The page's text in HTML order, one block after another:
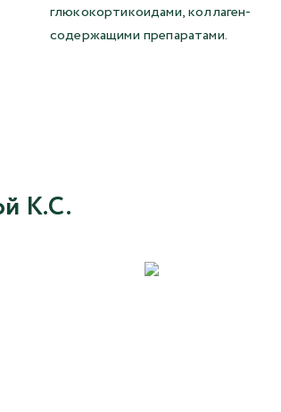
глюкокортикоидами, коллаген-
содержащими препаратами.
К.С.